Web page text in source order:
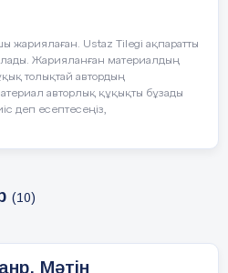
пікірі құнды
жауапкершілік алуға
тиімді
диалог
кәсіби құзыреттілігін
мен мұғалімнің
ретінде әрекеттесуі
жаңалығы
жариялаған. Ustaz Tilegi ақпаратты
Жарияланған материалдың
толықтай автордың
авторлық құқықты бұзады
деп есептесеңіз,
(10)
Мәтін